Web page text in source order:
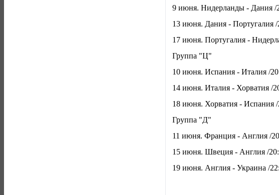
9 июня. Нидерланды - Дания /
13 июня. Дания - Португалия
17 июня. Португалия -
Группа "Ц"
10 июня. Испания - Италия /
14 июня. Италия - Хорватия /
18 июня. Хорватия - Испания
Группа "Д"
11 июня. Франция - Англия /
15 июня. Швеция - Англия /
19 июня. Англия - Украина /